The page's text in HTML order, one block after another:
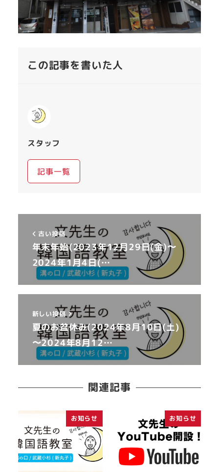
この記事を書いた人
スタッフ
記事一覧
古い投稿
年末年始(2023年12月29日(金)〜
2024年1月4日(…
新しい投稿
夏のお盆休み(2024年8月10日(土)
〜2024年8月12…
関連記事
お知らせ お知らせ